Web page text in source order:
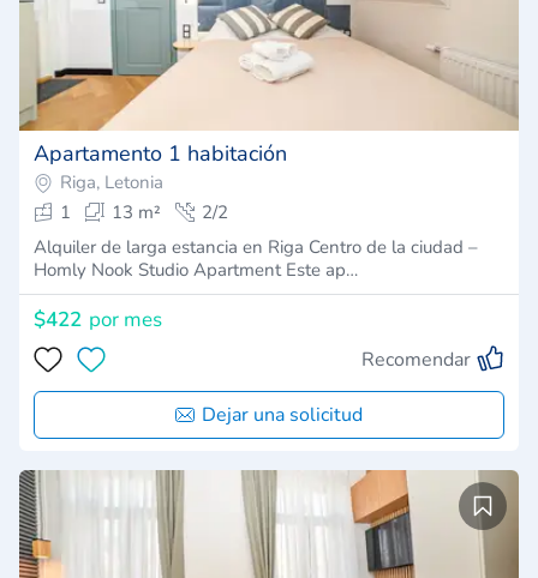
Apartamento 1 habitación
Riga, Letonia
1
13 m²
2/2
Alquiler de larga estancia en Riga Centro de la ciudad –
Homly Nook Studio Apartment Este ap…
$422 por mes
Recomendar
Dejar una solicitud